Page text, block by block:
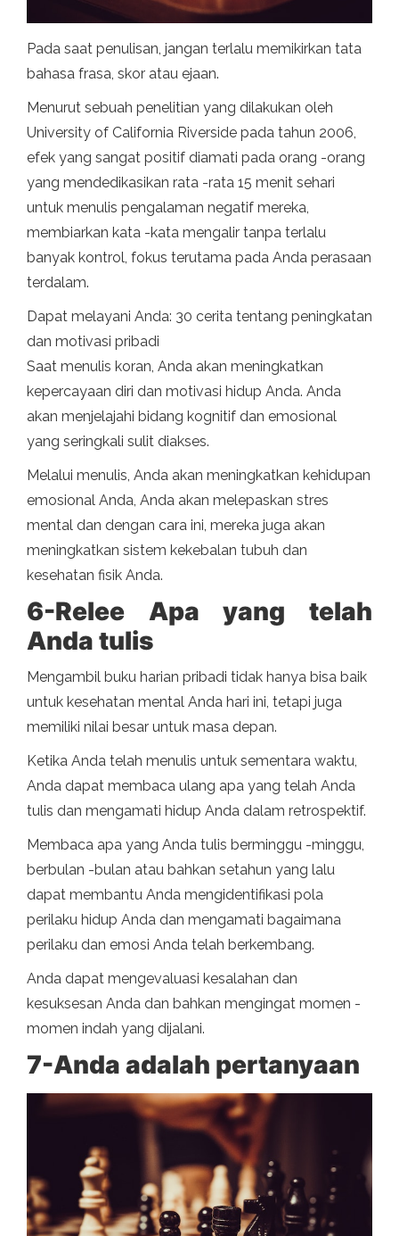
Pada saat penulisan, jangan terlalu memikirkan tata
bahasa frasa, skor atau ejaan.
Menurut sebuah penelitian yang dilakukan oleh
University of California Riverside pada tahun 2006,
efek yang sangat positif diamati pada orang -orang
yang mendedikasikan rata -rata 15 menit sehari
untuk menulis pengalaman negatif mereka,
membiarkan kata -kata mengalir tanpa terlalu
banyak kontrol, fokus terutama pada Anda perasaan
terdalam.
Dapat melayani Anda: 30 cerita tentang peningkatan
dan motivasi pribadi
Saat menulis koran, Anda akan meningkatkan
kepercayaan diri dan motivasi hidup Anda. Anda
akan menjelajahi bidang kognitif dan emosional
yang seringkali sulit diakses.
Melalui menulis, Anda akan meningkatkan kehidupan
emosional Anda, Anda akan melepaskan stres
mental dan dengan cara ini, mereka juga akan
meningkatkan sistem kekebalan tubuh dan
kesehatan fisik Anda.
6-Relee Apa yang telah
Anda tulis
Mengambil buku harian pribadi tidak hanya bisa baik
untuk kesehatan mental Anda hari ini, tetapi juga
memiliki nilai besar untuk masa depan.
Ketika Anda telah menulis untuk sementara waktu,
Anda dapat membaca ulang apa yang telah Anda
tulis dan mengamati hidup Anda dalam retrospektif.
Membaca apa yang Anda tulis berminggu -minggu,
berbulan -bulan atau bahkan setahun yang lalu
dapat membantu Anda mengidentifikasi pola
perilaku hidup Anda dan mengamati bagaimana
perilaku dan emosi Anda telah berkembang.
Anda dapat mengevaluasi kesalahan dan
kesuksesan Anda dan bahkan mengingat momen -
momen indah yang dijalani.
7-Anda adalah pertanyaan